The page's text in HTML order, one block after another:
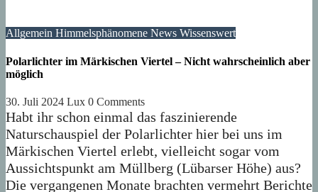
Allgemein Himmelsphänomene News Wissenswert
Polarlichter im Märkischen Viertel – Nicht wahrscheinlich aber
möglich
30. Juli 2024 Lux 0 Comments
Habt ihr schon einmal das faszinierende
Naturschauspiel der Polarlichter hier bei uns im
Märkischen Viertel erlebt, vielleicht sogar vom
Aussichtspunkt am Müllberg (Lübarser Höhe) aus?
Die vergangenen Monate brachten vermehrt Berichte